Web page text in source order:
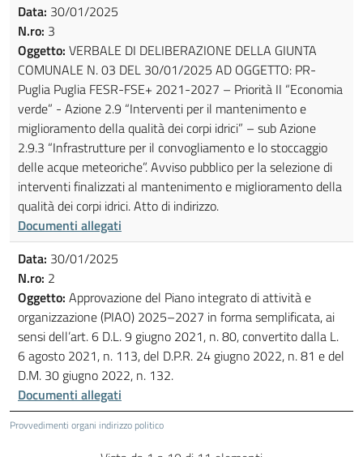
Provvedimenti organi indirizzo politico
Data: 30/01/2025
N.ro: 3
Oggetto: VERBALE DI DELIBERAZIONE DELLA GIUNTA
COMUNALE N. 03 DEL 30/01/2025 AD OGGETTO: PR-
Puglia Puglia FESR-FSE+ 2021-2027 – Priorità II “Economia
verde” - Azione 2.9 “Interventi per il mantenimento e
miglioramento della qualità dei corpi idrici” – sub Azione
2.9.3 “Infrastrutture per il convogliamento e lo stoccaggio
delle acque meteoriche”. Avviso pubblico per la selezione di
interventi finalizzati al mantenimento e miglioramento della
qualità dei corpi idrici. Atto di indirizzo.
Documenti allegati
Data: 30/01/2025
N.ro: 2
Oggetto: Approvazione del Piano integrato di attività e
organizzazione (PIAO) 2025–2027 in forma semplificata, ai
sensi dell’art. 6 D.L. 9 giugno 2021, n. 80, convertito dalla L.
6 agosto 2021, n. 113, del D.P.R. 24 giugno 2022, n. 81 e del
D.M. 30 giugno 2022, n. 132.
Documenti allegati